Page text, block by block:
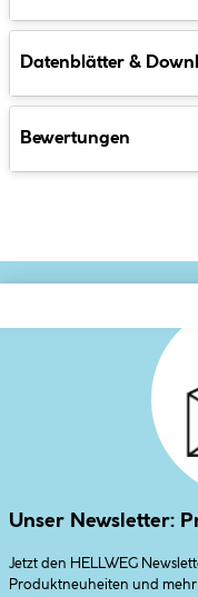
Datenblätter &
Bewertungen
Unser Newsletter:
Jetzt den HELLWEG
Produktneuheiten und